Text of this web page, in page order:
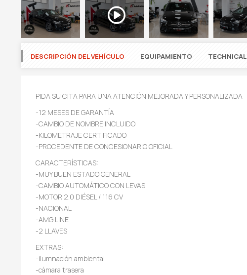
DESCRIPCIÓN DEL VEHÍCULO EQUIPAMIENTO TECHNICAL
PIDA SU CITA PARA UNA ATENCIÓN MEJORADA Y PERSONALIZADA
-12 MESES DE GARANTÍA
-CAMBIO DE NOMBRE INCLUIDO
-KILOMETRAJE CERTIFICADO
-PROCEDENTE DE CONCESIONARIO OFICIAL
CARACTERÍSTICAS:
-MUY BUEN ESTADO GENERAL
-CAMBIO AUTOMÁTICO CON LEVAS
-MOTOR 2.0 DIÉSEL / 116 CV
-NACIONAL
-AMG LINE
-2 LLAVES
EXTRAS:
-ilumnación ambiental
-cámara trasera